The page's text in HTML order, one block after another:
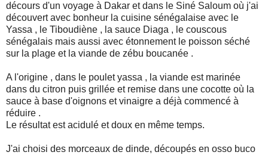
décours d'un voyage à Dakar et dans le Siné Saloum où j'ai
découvert avec bonheur la cuisine sénégalaise avec le
Yassa , le Tiboudiène , la sauce Diaga , le couscous
sénégalais mais aussi avec étonnement le poisson séché
sur la plage et la viande de zébu boucanée .
A l'origine , dans le poulet yassa , la viande est marinée
dans du citron puis grillée et remise dans une cocotte où la
sauce à base d'oignons et vinaigre a déjà commencé à
réduire .
Le résultat est acidulé et doux en même temps.
J'ai choisi des morceaux de dinde, découpés en osso buco